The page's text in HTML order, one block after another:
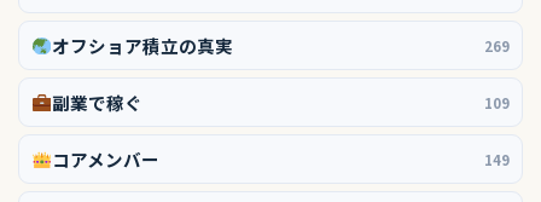
オフショア積立の真実 269
副業で稼ぐ 109
コアメンバー 149